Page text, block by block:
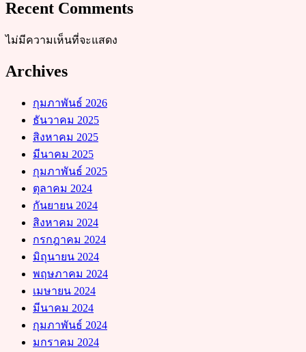
Recent Comments
ไม่มีความเห็นที่จะแสดง
Archives
กุมภาพันธ์ 2026
ธันวาคม 2025
สิงหาคม 2025
มีนาคม 2025
กุมภาพันธ์ 2025
ตุลาคม 2024
กันยายน 2024
สิงหาคม 2024
กรกฎาคม 2024
มิถุนายน 2024
พฤษภาคม 2024
เมษายน 2024
มีนาคม 2024
กุมภาพันธ์ 2024
มกราคม 2024